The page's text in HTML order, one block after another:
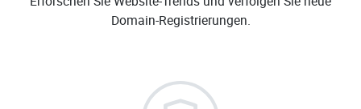
Domain-Registrierungen.